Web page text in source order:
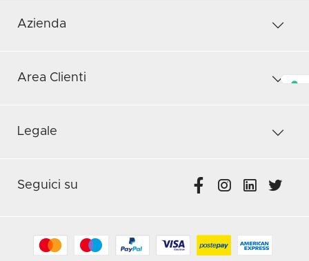
Azienda
Area Clienti
Legale
Seguici su